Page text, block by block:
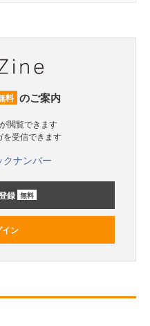
料 のご案内
閲覧できます
を受信できます
クナンバー
録 無料
イン